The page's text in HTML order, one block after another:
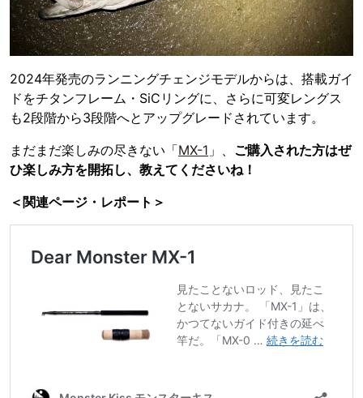
2024年発売のランニングチェンジモデルからは、搭載ガイ
ドをチタンフレーム・SiCリングに、さらに可変レングス
も2段階から3段階へとアップグレードされています。
まだまだ楽しみの尽きない「MX-1 」、 ご購入された方はぜ
ひ楽しみ方を開拓し、教えてくださいね！
＜関連ページ・レポート＞